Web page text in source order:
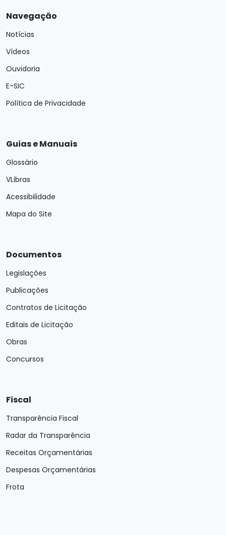
Navegação
Notícias
Vídeos
Ouvidoria
E-SIC
Política de Privacidade
Guias e Manuais
Glossário
VLibras
Acessibilidade
Mapa do Site
Documentos
Legislações
Publicações
Contratos de Licitação
Editais de Licitação
Obras
Concursos
Fiscal
Transparência Fiscal
Radar da Transparência
Receitas Orçamentárias
Despesas Orçamentárias
Frota